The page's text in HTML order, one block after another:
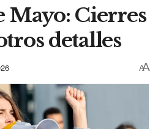
Mayo: Cierres
detalles
AA